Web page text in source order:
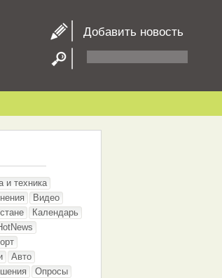
Добавить новость
и техника
Видео
Календарь
Авто
Опросы